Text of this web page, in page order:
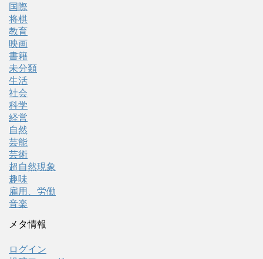
国際
将棋
教育
映画
書籍
未分類
生活
社会
科学
経営
自然
芸能
芸術
超自然現象
趣味
雇用、労働
音楽
メタ情報
ログイン